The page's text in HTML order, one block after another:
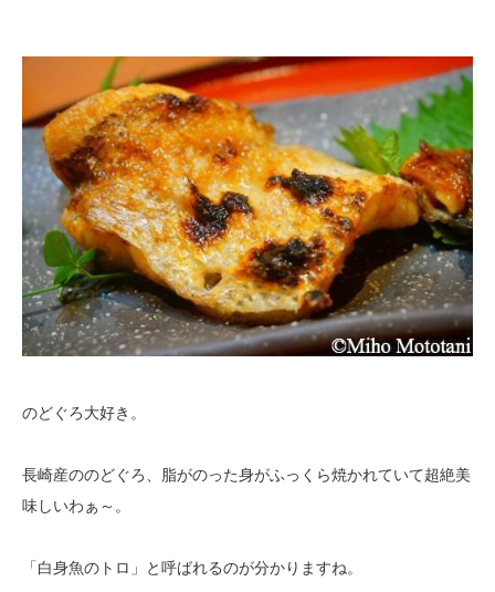
のどぐろ大好き。
長崎産ののどぐろ、脂がのった身がふっくら焼かれていて超絶美
味しいわぁ～。
「白身魚のトロ」と呼ばれるのが分かりますね。